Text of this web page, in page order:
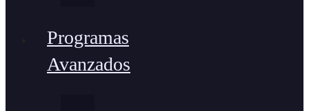
Programas
Avanzados